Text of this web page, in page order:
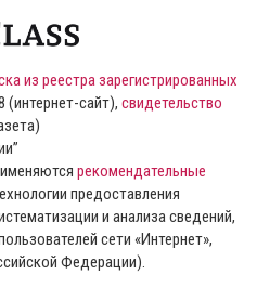
из реестра зарегистрированных
(интернет-сайт), свидетельство
рекомендательные
предоставления
и анализа сведений,
сети «Интернет»,
Федерации).